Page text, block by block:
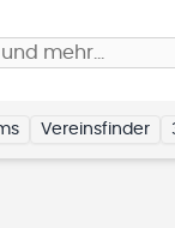
mehr…
Vereinsfinder